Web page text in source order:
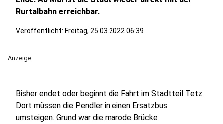
Rurtalbahn erreichbar.
Veröffentlicht: Freitag, 25.03.2022 06:39
Anzeige
Bisher endet oder beginnt die Fahrt im Stadtteil Tetz.
Dort müssen die Pendler in einen Ersatzbus
umsteigen. Grund war die marode Brücke